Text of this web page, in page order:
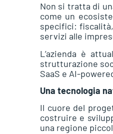
Non si tratta di
come un
specifici:
servizi alle
L’azienda è
strutturazione
SaaS e AI-
Una tecnologia
Il cuore del
costruire e
una regione